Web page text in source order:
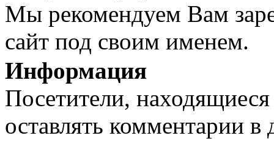
Мы рекомендуем Вам
сайт под своим именем.
Информация
Посетители,
оставлять комментарии в